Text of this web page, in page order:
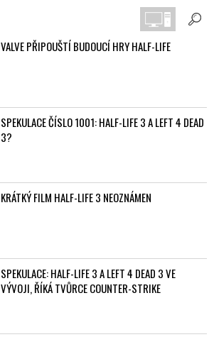
VALVE PŘIPOUŠTÍ BUDOUCÍ HRY HALF-LIFE
SPEKULACE ČÍSLO 1001: HALF-LIFE 3 A LEFT 4 DEAD
3?
KRÁTKÝ FILM HALF-LIFE 3 NEOZNÁMEN
SPEKULACE: HALF-LIFE 3 A LEFT 4 DEAD 3 VE
VÝVOJI, ŘÍKÁ TVŮRCE COUNTER-STRIKE